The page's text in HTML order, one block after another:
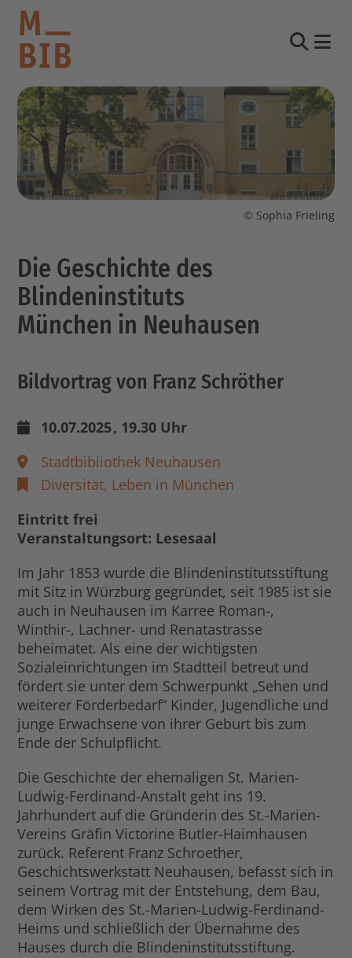
© Sophia Frieling
Die Geschichte des
Blindeninstituts
München in Neuhausen
Bildvortrag von Franz Schröther
10.07.2025, 19.30 Uhr
Stadtbibliothek Neuhausen
Diversität, Leben in München
Eintritt frei
Veranstaltungsort: Lesesaal
Im Jahr 1853 wurde die Blindeninstitutsstiftung
mit Sitz in Würzburg gegründet, seit 1985 ist sie
auch in Neuhausen im Karree Roman-,
Winthir-, Lachner- und Renatastrasse
beheimatet. Als eine der wichtigsten
Sozialeinrichtungen im Stadtteil betreut und
fördert sie unter dem Schwerpunkt „Sehen und
weiterer Förderbedarf“ Kinder, Jugendliche und
junge Erwachsene von ihrer Geburt bis zum
Ende der Schulpflicht.
Die Geschichte der ehemaligen St. Marien-
Ludwig-Ferdinand-Anstalt geht ins 19.
Jahrhundert auf die Gründerin des St.-Marien-
Vereins Gräfin Victorine Butler-Haimhausen
zurück. Referent Franz Schroether,
Geschichtswerkstatt Neuhausen, befasst sich in
seinem Vortrag mit der Entstehung, dem Bau,
dem Wirken des St.-Marien-Ludwig-Ferdinand-
Heims und schließlich der Übernahme des
Hauses durch die Blindeninstitutsstiftung.
informieren
entdecken
mitmachen
Katalog
Login Konto
English
other languages